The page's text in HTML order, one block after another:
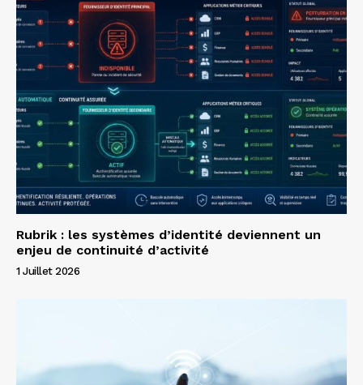
Rubrik : les systèmes d’identité deviennent un
enjeu de continuité d’activité
1 Juillet 2026